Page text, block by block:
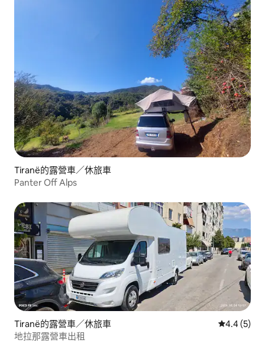
Tiranë的露營車／休旅車
Panter Off Alps
Tiranë的露營車／休旅車 從 5 則評
4.4 (5)
地拉那露營車出租